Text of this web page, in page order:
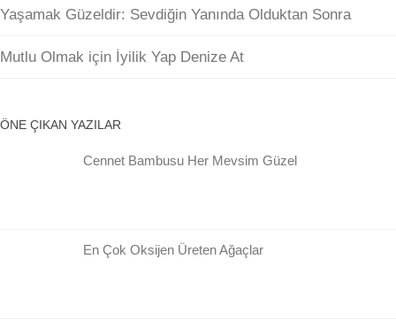
Yaşamak Güzeldir: Sevdiğin Yanında Olduktan Sonra
Mutlu Olmak için İyilik Yap Denize At
ÖNE ÇIKAN YAZILAR
Cennet Bambusu Her Mevsim Güzel
En Çok Oksijen Üreten Ağaçlar